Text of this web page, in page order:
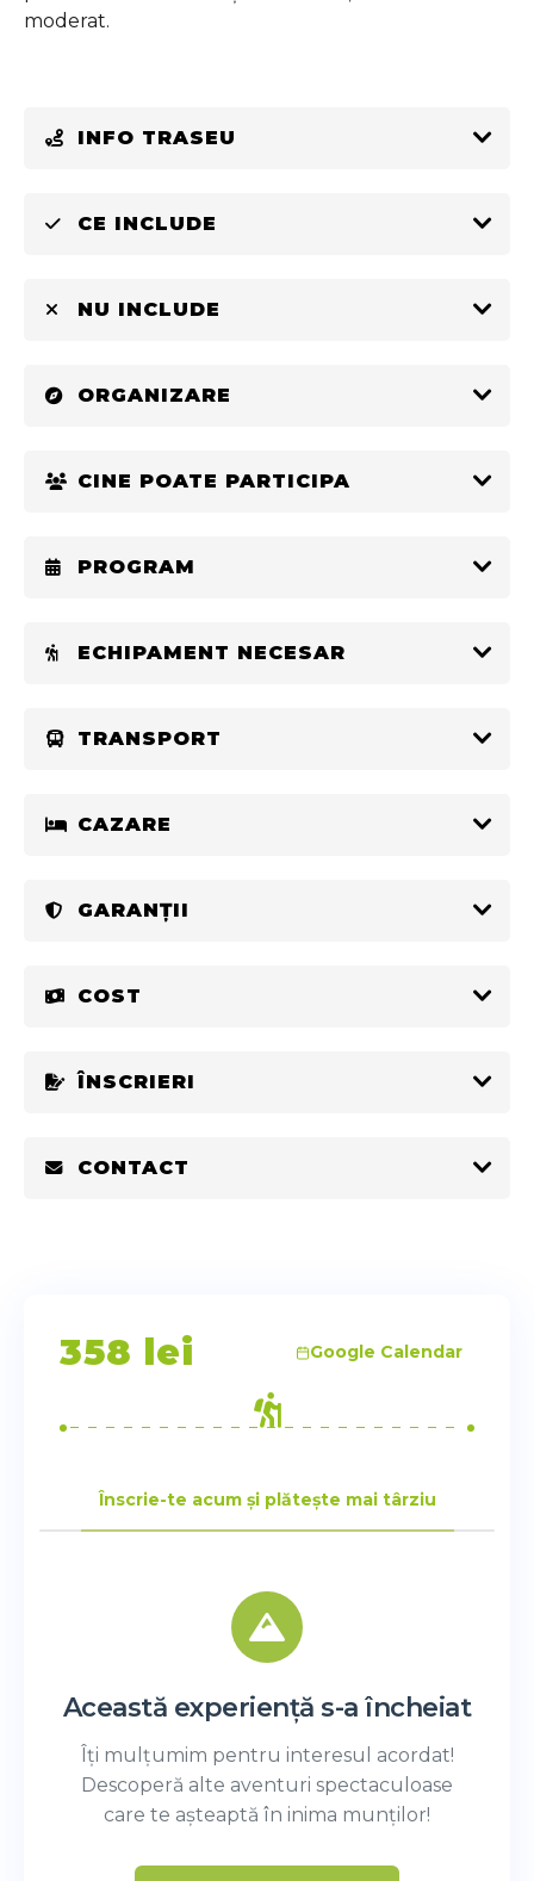
moderat.
INFO TRASEU
CE INCLUDE
NU INCLUDE
ORGANIZARE
CINE POATE PARTICIPA
PROGRAM
ECHIPAMENT NECESAR
TRANSPORT
CAZARE
GARANȚII
COST
ÎNSCRIERI
CONTACT
358 lei Google Calendar
Înscrie-te acum și plătește mai târziu
Această experiență s-a încheiat
Îți mulțumim pentru interesul acordat!
Descoperă alte aventuri spectaculoase
care te așteaptă în inima munților!